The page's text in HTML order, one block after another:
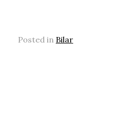
Posted in Bilar